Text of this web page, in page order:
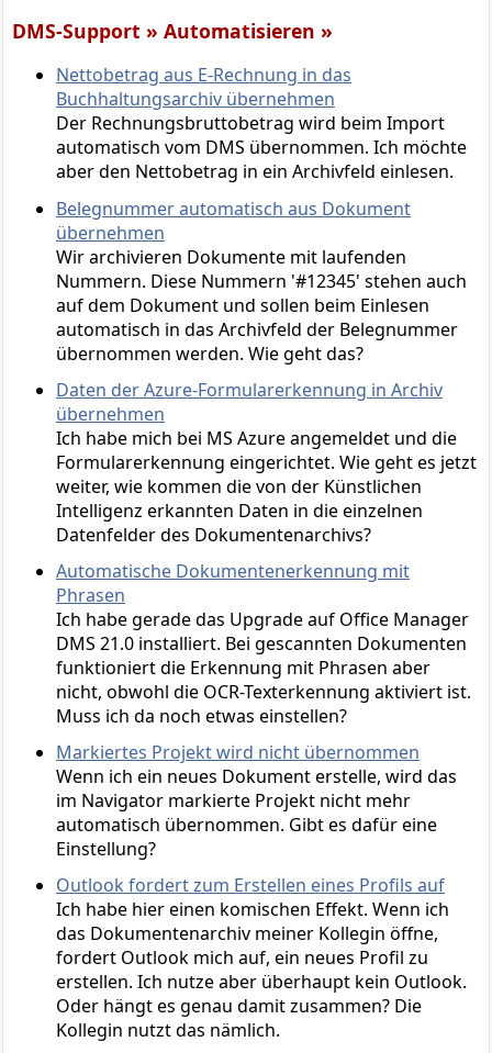
DMS-Support » Automatisieren »
Nettobetrag aus E-Rechnung in das
Buchhaltungsarchiv übernehmen
Der Rechnungsbruttobetrag wird beim Import
automatisch vom DMS übernommen. Ich möchte
aber den Nettobetrag in ein Archivfeld einlesen.
Belegnummer automatisch aus Dokument
übernehmen
Wir archivieren Dokumente mit laufenden
Nummern. Diese Nummern '#12345' stehen auch
auf dem Dokument und sollen beim Einlesen
automatisch in das Archivfeld der Belegnummer
übernommen werden. Wie geht das?
Daten der Azure-Formularerkennung in Archiv
übernehmen
Ich habe mich bei MS Azure angemeldet und die
Formularerkennung eingerichtet. Wie geht es jetzt
weiter, wie kommen die von der Künstlichen
Intelligenz erkannten Daten in die einzelnen
Datenfelder des Dokumentenarchivs?
Automatische Dokumentenerkennung mit
Phrasen
Ich habe gerade das Upgrade auf Office Manager
DMS 21.0 installiert. Bei gescannten Dokumenten
funktioniert die Erkennung mit Phrasen aber
nicht, obwohl die OCR-Texterkennung aktiviert ist.
Muss ich da noch etwas einstellen?
Markiertes Projekt wird nicht übernommen
Wenn ich ein neues Dokument erstelle, wird das
im Navigator markierte Projekt nicht mehr
automatisch übernommen. Gibt es dafür eine
Einstellung?
Outlook fordert zum Erstellen eines Profils auf
Ich habe hier einen komischen Effekt. Wenn ich
das Dokumentenarchiv meiner Kollegin öffne,
fordert Outlook mich auf, ein neues Profil zu
erstellen. Ich nutze aber überhaupt kein Outlook.
Oder hängt es genau damit zusammen? Die
Kollegin nutzt das nämlich.